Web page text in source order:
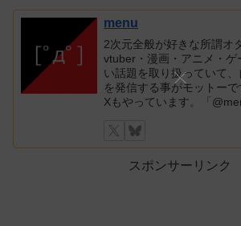
menu
2次元全般が好きな所謂オ
vtuber・漫画・アニメ・ゲ
い話題を取り扱っていて
を発信する事がモットーで
Xもやっています。「
スポンサーリンク